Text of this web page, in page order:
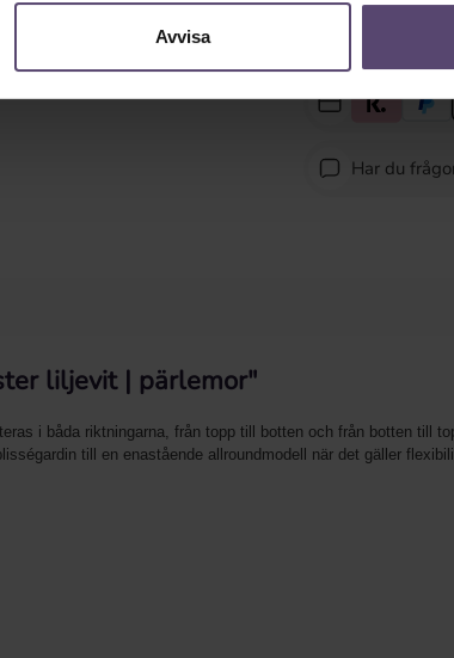
Avvisa
Har du
liljevit | pärlemor"
i båda riktningarna, från topp till botten och från botten till
till en enastående allroundmodell när det gäller